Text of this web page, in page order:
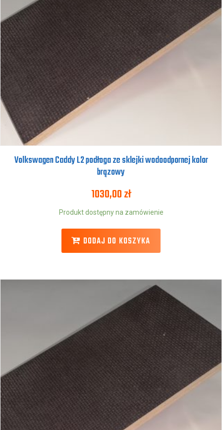
Volkswagen Caddy L2 podłoga ze sklejki wodoodpornej kolor
brązowy
1030,00zł
Produkt dostępny na zamówienie
DODAJ DO KOSZYKA